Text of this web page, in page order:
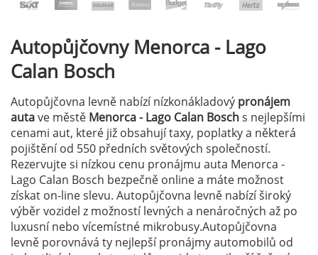
AutopůjčovnyMenorca - Lago
Calan Bosch
Autopůjčovna levně nabízí nízkonákladový pronájem
autave městě Menorca - Lago Calan Boschs nejlepšími
cenami aut, které již obsahují taxy, poplatky a některá
pojištění od 550 předních světových společností.
Rezervujte si nízkou cenu pronájmu auta Menorca -
Lago Calan Bosch bezpečně online a máte možnost
získat on-line slevu. Autopůjčovna levně nabízí široký
výběr vozidel z možností levných a nenáročných až po
luxusní nebo vícemístné mikrobusy.Autopůjčovna
levně porovnává ty nejlepší pronájmy automobilů od